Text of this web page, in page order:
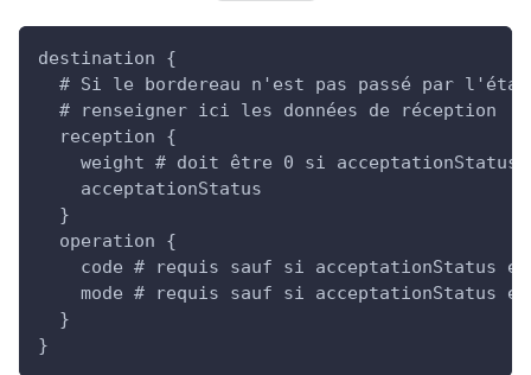
destination {
# Si le bordereau n'est pas passé par
  # renseigner ici les données de réception
  reception {
weight # doit être 0 si acceptationStatus
    acceptationStatus
  }
  operation {
code # requis sauf si acceptationStatus
mode # requis sauf si acceptationStatus
  }
}